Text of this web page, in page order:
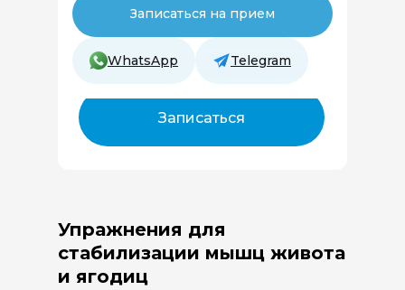
Упражнения для
стабилизации мышц живота
и ягодиц
Я даю свое согласие на обработку
в соответствии с
конфиденциальности
Записаться
Записаться на прием
WhatsApp Telegram